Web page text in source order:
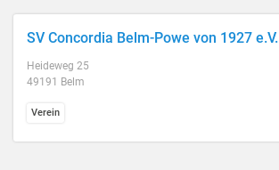
SV Concordia Belm-Powe von 1927 e.V.
Heideweg 25
49191 Belm
Verein